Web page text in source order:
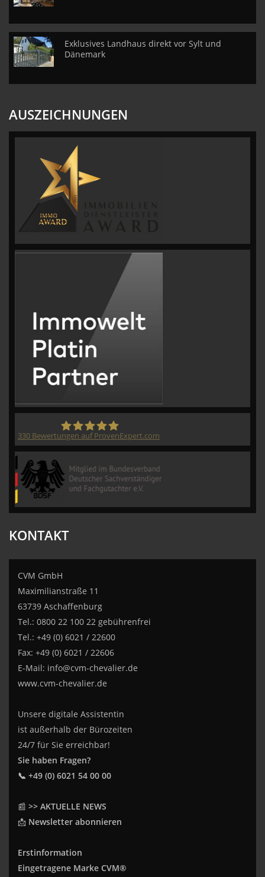
Exklusives Landhaus direkt vor Sylt und
Dänemark
AUSZEICHNUNGEN
330 Bewertungen auf ProvenExpert.com
KONTAKT
CVM GmbH
Maximilianstraße 11
63739 Aschaffenburg
Tel.: 0800 22 100 22 gebührenfrei
Tel.: +49 (0) 6021 / 22600
Fax: +49 (0) 6021 / 22606
E-Mail: info@cvm-chevalier.de
www.cvm-chevalier.de
Unsere digitale Assistentin
ist außerhalb der Bürozeiten
24/7 für Sie erreichbar!
Sie haben Fragen?
📞 +49 (0) 6021 54 00 00
📰 >> AKTUELLE NEWS
📩 Newsletter abonnieren
Erstinformation
Eingetragene Marke CVM®